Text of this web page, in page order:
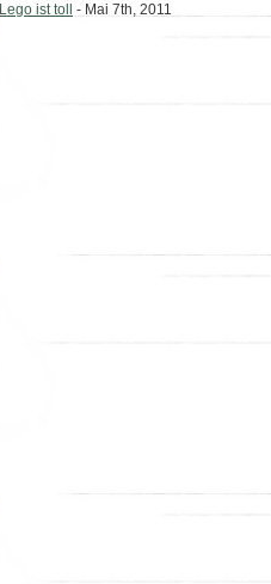
Lego ist toll
- Mai 7th, 2011